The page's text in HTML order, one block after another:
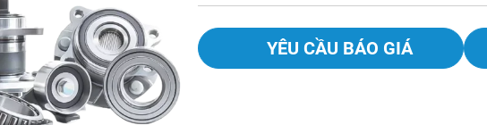
YÊU CẦU BÁO GIÁ